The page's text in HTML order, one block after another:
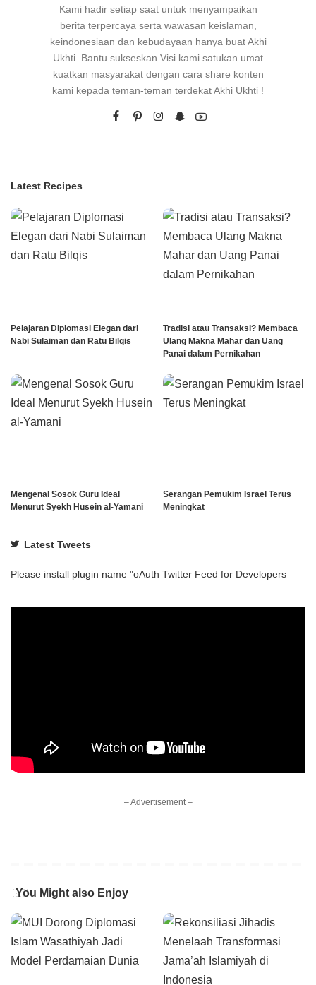
Kami hadir setiap saat untuk menyampaikan
berita terpercaya serta wawasan keislaman,
keindonesiaan dan kebudayaan hanya buat Akhi
Ukhti. Bantu sukseskan Visi kami satukan umat
kuatkan masyarakat dengan cara share konten
kami kepada teman-teman terdekat Akhi Ukhti !
Latest Recipes
Pelajaran Diplomasi Elegan dari
Nabi Sulaiman dan Ratu Bilqis
Tradisi atau Transaksi? Membaca
Ulang Makna Mahar dan Uang
Panai dalam Pernikahan
Mengenal Sosok Guru Ideal
Menurut Syekh Husein al-Yamani
Serangan Pemukim Israel Terus
Meningkat
Latest Tweets
Please install plugin name "oAuth Twitter Feed for Developers
– Advertisement –
You Might also Enjoy